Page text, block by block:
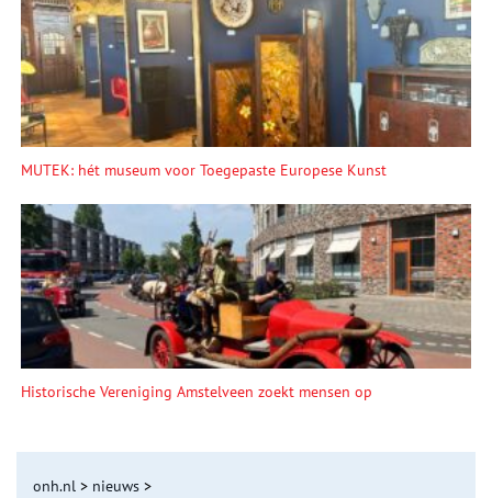
MUTEK: hét museum voor Toegepaste Europese Kunst
Historische Vereniging Amstelveen zoekt mensen op
onh.nl > nieuws >